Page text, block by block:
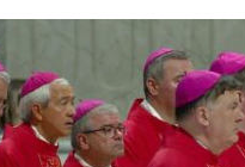
Político